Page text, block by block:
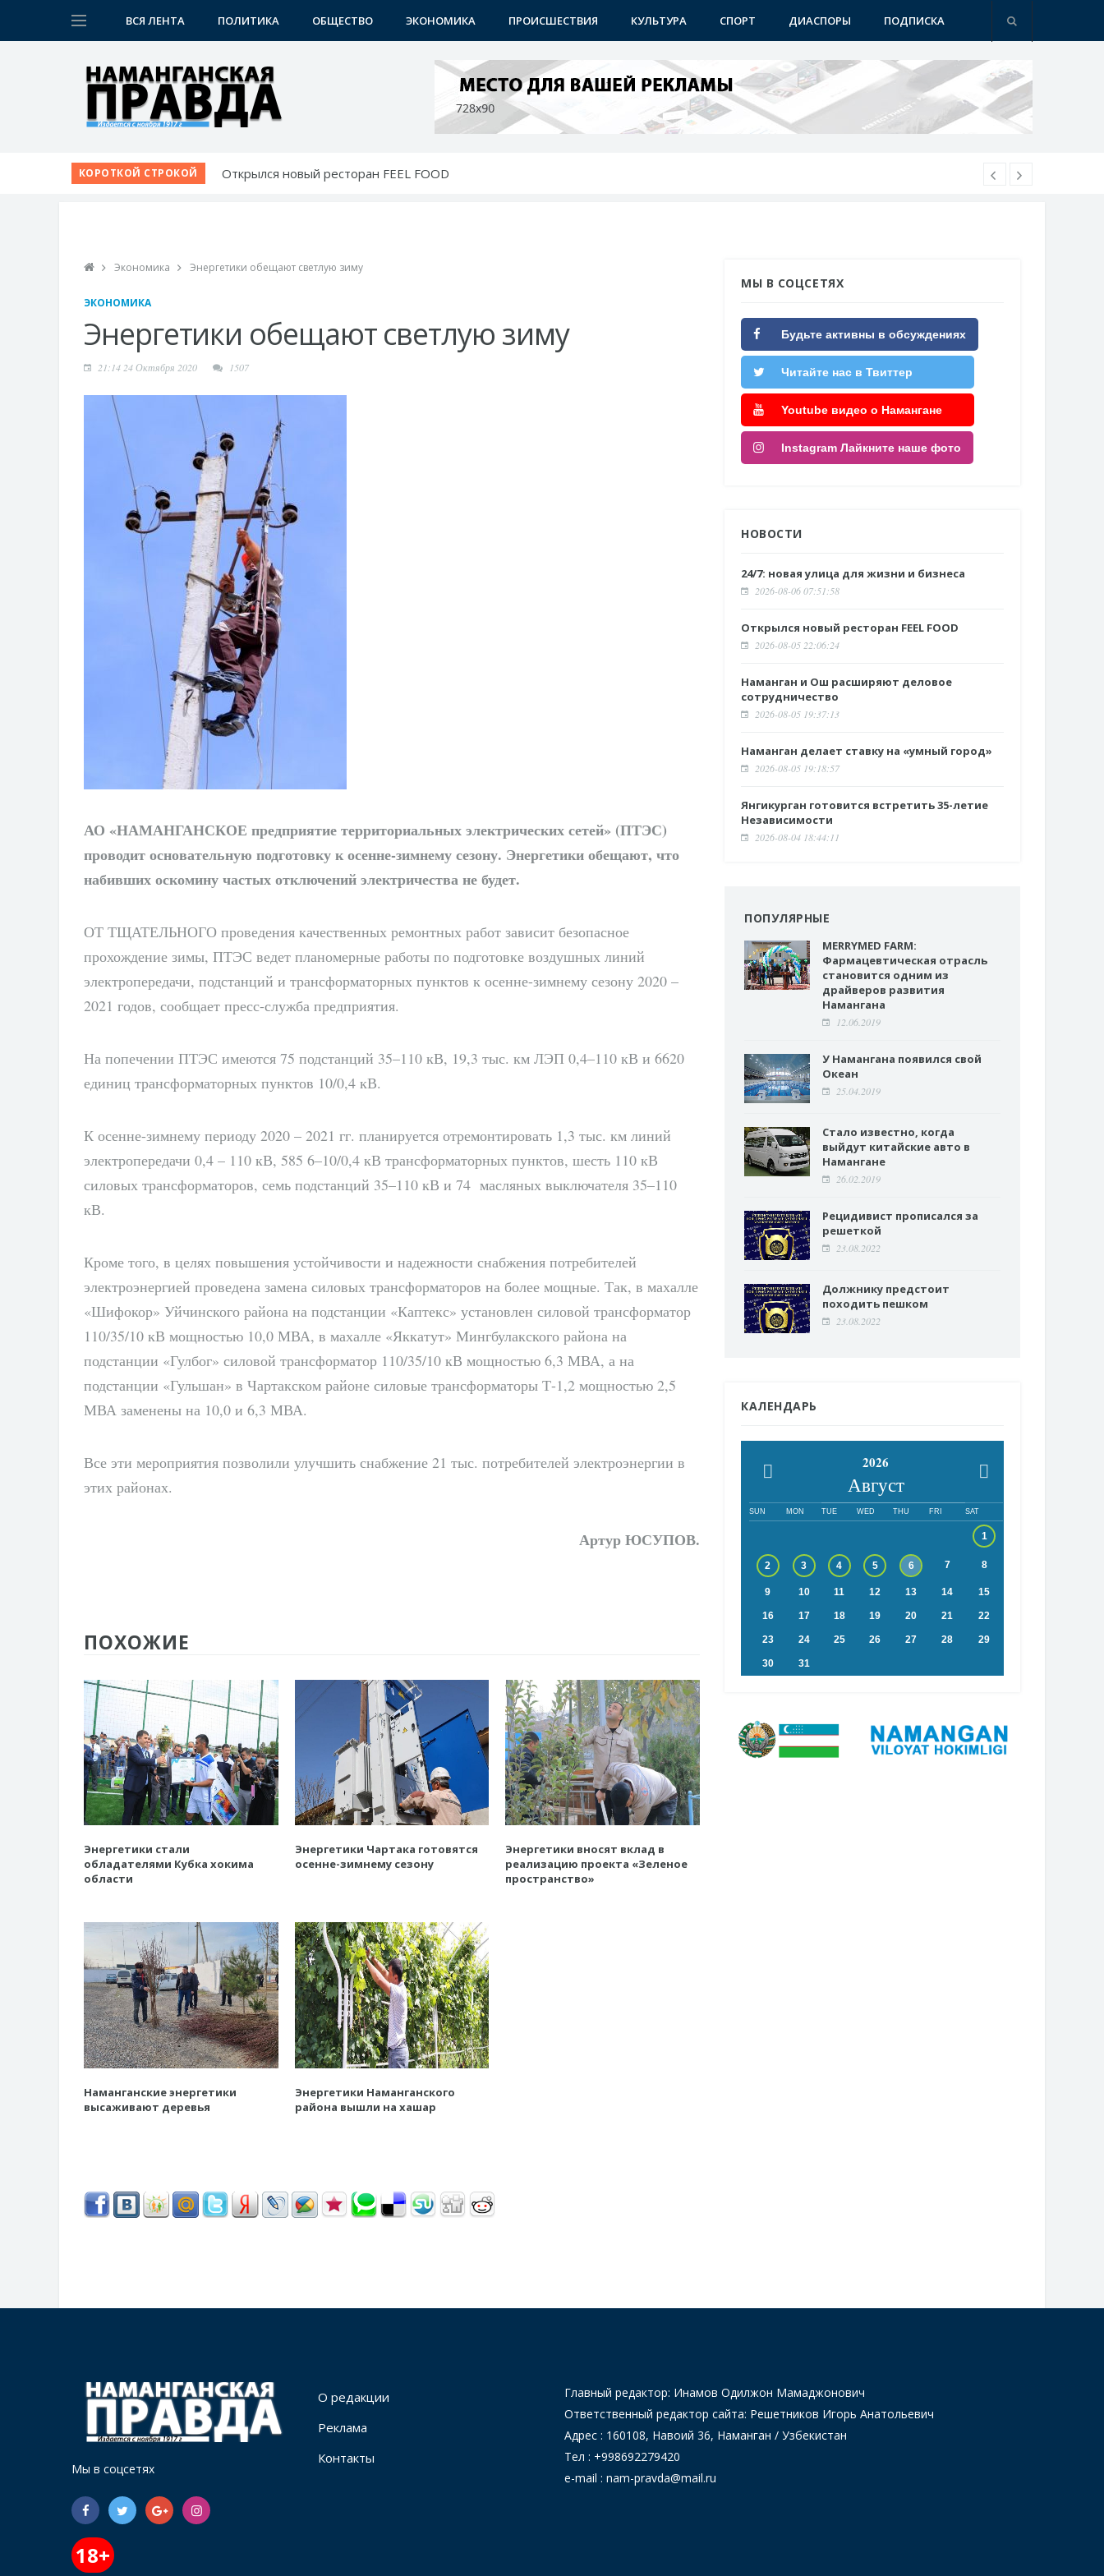
ВСЯ ЛЕНТА ПОЛИТИКА ОБЩЕСТВО ЭКОНОМИКА ПРОИСШЕСТВИЯ КУЛЬТУРА СПОРТ ДИАСПОРЫ ПОДПИСКА
КОРОТКОЙ СТРОКОЙ
Открылся новый ресторан FEEL FOOD
24/7: новая улица для жизни и бизнеса
Экономика Энергетики обещают светлую зиму
ЭКОНОМИКА
Энергетики обещают светлую зиму
21:14 24 Октября 2020 1507
АО «НАМАНГАНСКОЕ предприятие территориальных электрических сетей» (ПТЭС)
проводит основательную подготовку к осенне-зимнему сезону. Энергетики обещают, что
набивших оскомину частых отключений электричества не будет.
ОТ ТЩАТЕЛЬНОГО проведения качественных ремонтных работ зависит безопасное
прохождение зимы, ПТЭС ведет планомерные работы по подготовке воздушных линий
электропередачи, подстанций и трансформаторных пунктов к осенне-зимнему сезону 2020 –
2021 годов, сообщает пресс-служба предприятия.
На попечении ПТЭС имеются 75 подстанций 35–110 кВ, 19,3 тыс. км ЛЭП 0,4–110 кВ и 6620
единиц трансформаторных пунктов 10/0,4 кВ.
К осенне-зимнему периоду 2020 – 2021 гг. планируется отремонтировать 1,3 тыс. км линий
электропередачи 0,4 – 110 кВ, 585 6–10/0,4 кВ трансформаторных пунктов, шесть 110 кВ
силовых трансформаторов, семь подстанций 35–110 кВ и 74 масляных выключателя 35–110
кВ.
Кроме того, в целях повышения устойчивости и надежности снабжения потребителей
электроэнергией проведена замена силовых трансформаторов на более мощные. Так, в махалле
«Шифокор» Уйчинского района на подстанции «Каптекс» установлен силовой трансформатор
110/35/10 кВ мощностью 10,0 МВА, в махалле «Яккатут» Мингбулакского района на
подстанции «Гулбог» силовой трансформатор 110/35/10 кВ мощностью 6,3 МВА, а на
подстанции «Гульшан» в Чартакском районе силовые трансформаторы Т-1,2 мощностью 2,5
МВА заменены на 10,0 и 6,3 МВА.
Все эти мероприятия позволили улучшить снабжение 21 тыс. потребителей электроэнергии в
этих районах.
АртурЮСУПОВ.
ПОХОЖИЕ
Энергетики стали
обладателями Кубка хокима
области
Энергетики Чартака готовятся
осенне-зимнему сезону
Энергетики вносят вклад в
реализацию проекта «Зеленое
пространство»
Наманганские энергетики
высаживают деревья
Энергетики Наманганского
района вышли на хашар
МЫ В СОЦСЕТЯХ
Будьте активны в обсуждениях
Читайте нас в Твиттер
Youtube видео о Намангане
Instagram Лайкните наше фото
НОВОСТИ
24/7: новая улица для жизни и бизнеса
2026-08-06 07:51:58
Открылся новый ресторан FEEL FOOD
2026-08-05 22:06:24
Наманган и Ош расширяют деловое
сотрудничество
2026-08-05 19:37:13
Наманган делает ставку на «умный город»
2026-08-05 19:18:57
Янгикурган готовится встретить 35-летие
Независимости
2026-08-04 18:44:11
ПОПУЛЯРНЫЕ
MERRYMED FARM:
Фармацевтическая отрасль
становится одним из
драйверов развития
Намангана
12.06.2019
У Намангана появился свой
Океан
25.04.2019
Стало известно, когда
выйдут китайские авто в
Намангане
26.02.2019
Рецидивист прописался за
решеткой
23.08.2022
Должнику предстоит
походить пешком
23.08.2022
КАЛЕНДАРЬ
2026
Август
SUN MON TUE WED THU FRI SAT
1
2 3 4 5 6 7 8
9 10 11 12 13 14 15
16 17 18 19 20 21 22
23 24 25 26 27 28 29
30 31
Мы в соцсетях
О редакции
Реклама
Контакты
Главный редактор: Инамов Одилжон Мамаджонович
Ответственный редактор сайта: Решетников Игорь Анатольевич
Адрес : 160108, Навоий 36, Наманган / Узбекистан
Тел : +998692279420
e-mail : nam-pravda@mail.ru
18+